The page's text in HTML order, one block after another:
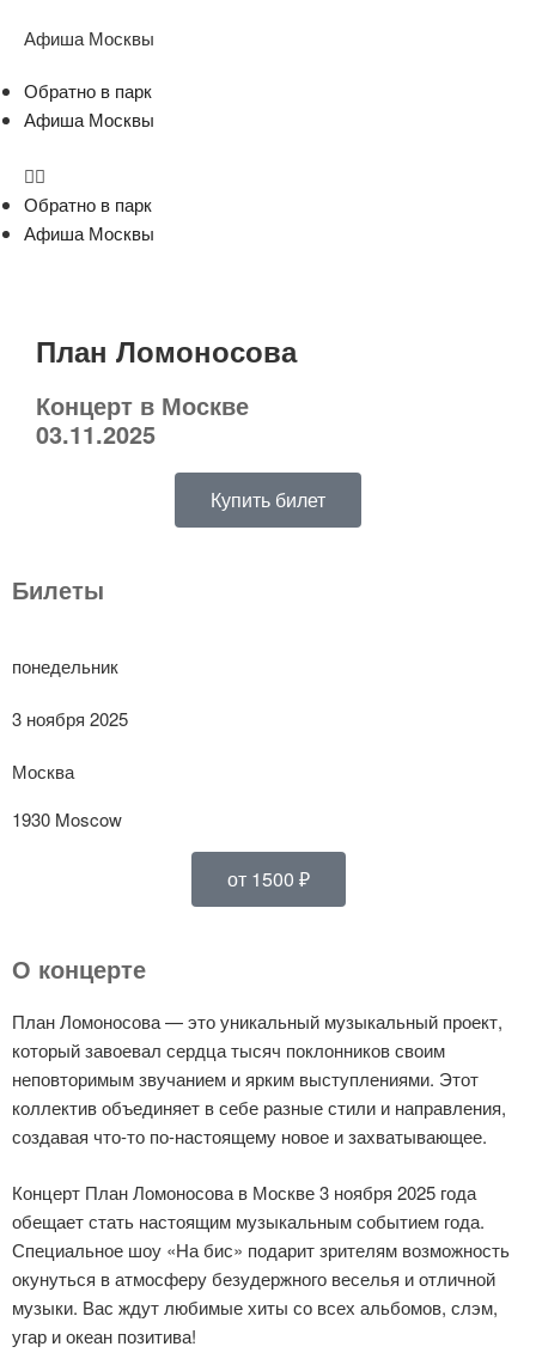
Афиша Москвы
Обратно в парк
Афиша Москвы
Обратно в парк
Афиша Москвы
План Ломоносова
Концерт в Москве
03.11.2025
Купить билет
Билеты
понедельник
3 ноября 2025
Москва
1930 Moscow
от 1500 ₽
О концерте
План Ломоносова — это уникальный музыкальный проект,
который завоевал сердца тысяч поклонников своим
неповторимым звучанием и ярким выступлениями. Этот
коллектив объединяет в себе разные стили и направления,
создавая что-то по-настоящему новое и захватывающее.
Концерт План Ломоносова в Москве 3 ноября 2025 года
обещает стать настоящим музыкальным событием года.
Специальное шоу «На бис» подарит зрителям возможность
окунуться в атмосферу безудержного веселья и отличной
музыки. Вас ждут любимые хиты со всех альбомов, слэм,
угар и океан позитива!